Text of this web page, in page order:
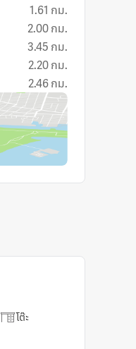
ไนต์คลับ/ดีเจ
สิ่งอำนวยความสะดว
บริการส่งอาหาร
อาหารสำหรับเด็ก
สถานที่จัดงานอีเวนต์
บริการจัดงานอีเวนต์
บริการรับฝากสัมภาระ
บริการถ่ายเอกสาร /
ร้านขายของที่ระลึก/
1.61 กม.
2.00 กม.
3.45 กม.
2.20 กม.
2.46 กม.
โต๊ะ